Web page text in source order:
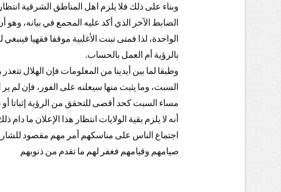
وبناء على ذلك فلا يلزم اهل المناطق الشرقية
الضابط الآخر الذي أكد عليه المجمع في بيانه،
الواحدة، لذا فمتى تبنت الأغلبية موقفا فقهيا
بالرؤية أم العمل بالحساب.
وطبقا لما بين أيدينا من المعلومات فإن الهلال
السبت، وما يثبت منها سيعلنه على الفور، فإن
مساء السبت كحد أقصى للتحقق من الرؤية إثباتا أو
أنه لا يلزم بقية الولايات انتظار هذا الإعلان ما
اجتماع الناس على مناسكهم أمر مهم مقصود
صيامهم وقيامهم فغفر لهم ما تقدم من ذنوبهم